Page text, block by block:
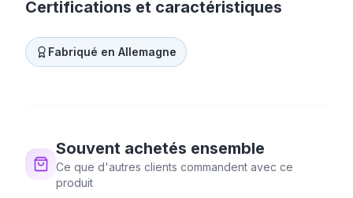
Certifications et caractéristiques
Fabriqué en Allemagne
Souvent achetés ensemble
Ce que d'autres clients commandent avec ce
produit